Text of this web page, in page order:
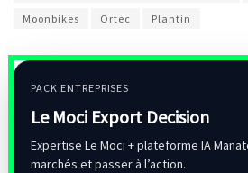
Moonbikes
Ortec Plantin
PACK ENTREPRISES
Le Moci Export Decision
Expertise Le Moci + plateforme IA
marchés et passer à l’action.